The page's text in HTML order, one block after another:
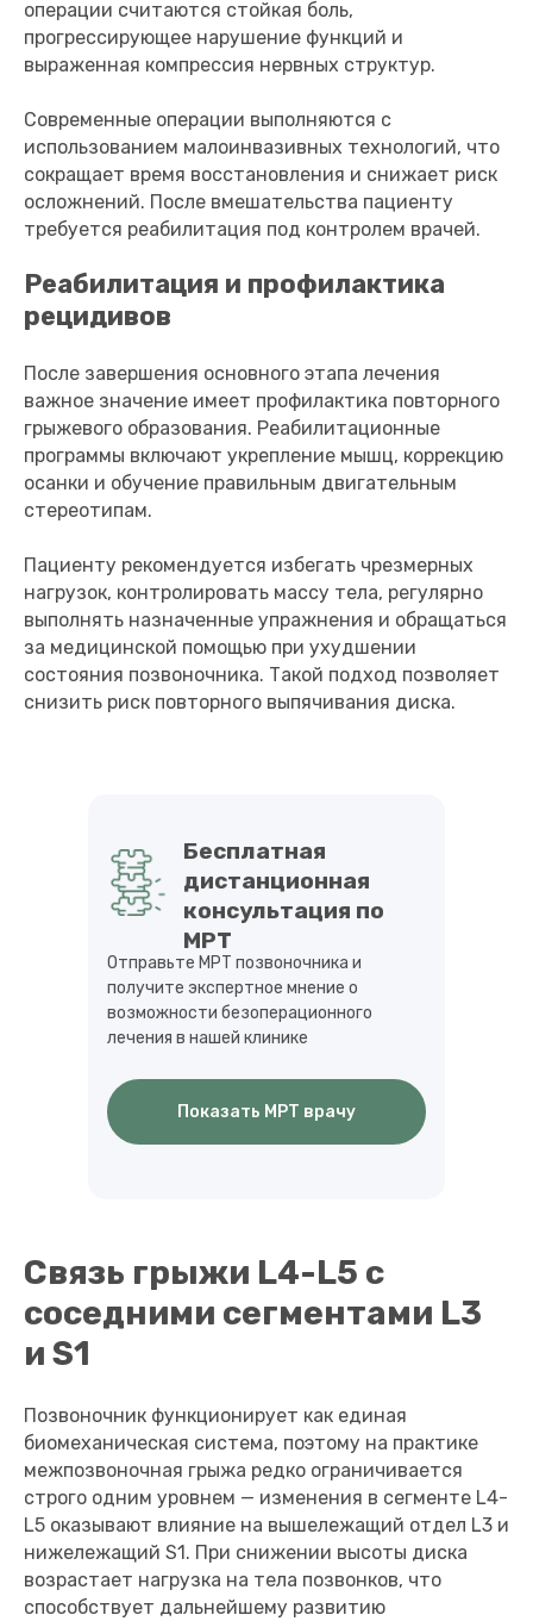
операции считаются стойкая боль,
прогрессирующее нарушение функций и
выраженная компрессия нервных структур.
Современные операции выполняются с
использованием малоинвазивных технологий, что
сокращает время восстановления и снижает риск
осложнений. После вмешательства пациенту
требуется реабилитация под контролем врачей.
Реабилитация и профилактика
рецидивов
После завершения основного этапа лечения
важное значение имеет профилактика повторного
грыжевого образования. Реабилитационные
программы включают укрепление мышц, коррекцию
осанки и обучение правильным двигательным
стереотипам.
Пациенту рекомендуется избегать чрезмерных
нагрузок, контролировать массу тела, регулярно
выполнять назначенные упражнения и обращаться
за медицинской помощью при ухудшении
состояния позвоночника. Такой подход позволяет
снизить риск повторного выпячивания диска.
Бесплатная
дистанционная
консультация по
МРТ
Отправьте МРТ позвоночника и
получите экспертное мнение о
возможности безоперационного
лечения в нашей клинике
Показать МРТ врачу
Связь грыжи L4-L5 с
соседними сегментами L3
и S1
Позвоночник функционирует как единая
биомеханическая система, поэтому на практике
межпозвоночная грыжа редко ограничивается
строго одним уровнем — изменения в сегменте L4-
L5 оказывают влияние на вышележащий отдел L3 и
нижележащий S1. При снижении высоты диска
возрастает нагрузка на тела позвонков, что
способствует дальнейшему развитию